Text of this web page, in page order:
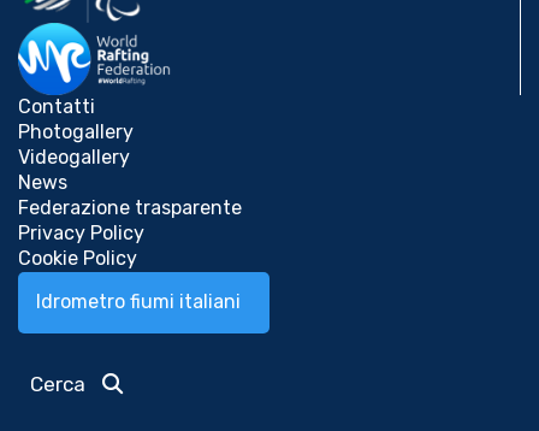
Contatti
Photogallery
Videogallery
News
Federazione trasparente
Privacy Policy
Cookie Policy
Idrometro fiumi italiani
Cerca